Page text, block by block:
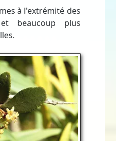
à l'extrémité des
beaucoup plus